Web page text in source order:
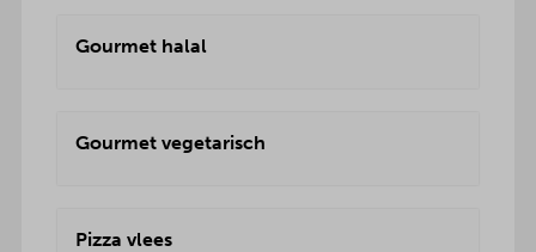
Gourmet halal
Gourmet vegetarisch
Pizza vlees